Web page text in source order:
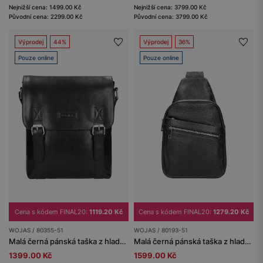
Nejnižší cena: 1499.00 Kč
Původní cena: 2299.00 Kč
Nejnižší cena: 3799.00 Kč
Původní cena: 3799.00 Kč
Výprodej 44%
Pouze online
Cena s kódem FINAL20: 1119.20 Kč
WOJAS / 80355-51
Malá černá pánská taška z hladké kůže
1399.00 Kč
Výprodej 36%
Pouze online
Cena s kódem FINAL20: 1279.20 Kč
WOJAS / 80193-51
Malá černá pánská taška z hladké kůže
1599.00 Kč